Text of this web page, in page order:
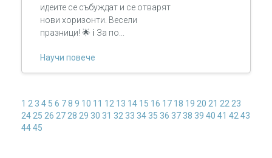
идеите се събуждат и се отварят
нови хоризонти. Весели
празници! 🌟 ℹ За по...
Научи повече
1 2 3 4 5 6 78 9 10 11 12 13 14 15 16 17 18 19 20 21 22 23
24 25 26 27 28 29 30 31 32 33 34 35 36 37 38 39 40 41 42 43
4445